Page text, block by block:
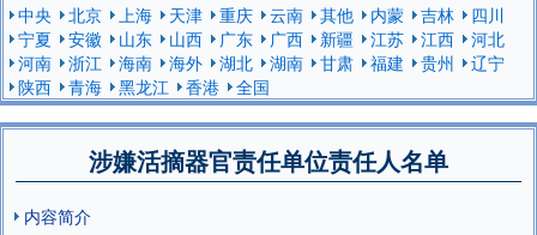
中央 北京 上海 天津 重庆 云南 其他 内蒙 吉林
四川
宁夏
安徽 山东 山西 广东 广西 新疆 江苏 江西
河北
河南
浙江 海南 海外 湖北 湖南 甘肃 福建 贵州
辽宁
陕西
青海 黑龙江 香港 全国
涉嫌活摘器官责任单位责任人名单
内容简介